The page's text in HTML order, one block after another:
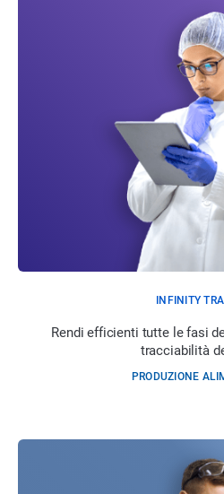
INFINITY
Rendi efficienti tutte le fasi
tracciabilità
PRODUZIONE